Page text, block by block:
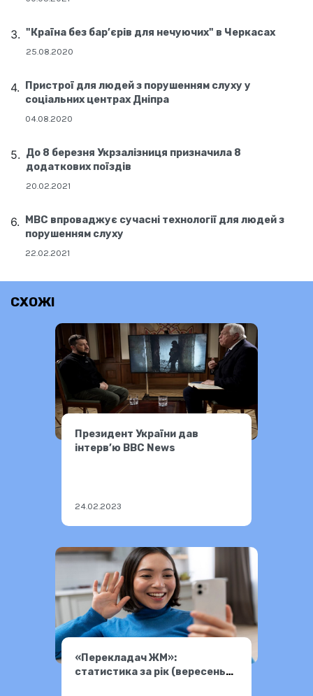
"Країна без бар’єрів для нечуючих" в Черкасах
25.08.2020
Пристрої для людей з порушенням слуху у
соціальних центрах Дніпра
04.08.2020
До 8 березня Укрзалізниця призначила 8
додаткових поїздів
20.02.2021
МВС впроваджує сучасні технології для людей з
порушенням слуху
22.02.2021
СХОЖІ
Президент України дав
інтерв’ю BBC News
24.02.2023
«Перекладач ЖМ»:
статистика за рік (вересень